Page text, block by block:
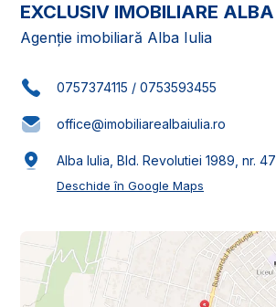
EXCLUSIV IMOBILIARE ALBA
Agenție imobiliară Alba Iulia
0757374115 / 0753593455
office@imobiliarealbaiulia.ro
Alba Iulia, Bld. Revolutiei 1989, nr. 47
Deschide în Google Maps